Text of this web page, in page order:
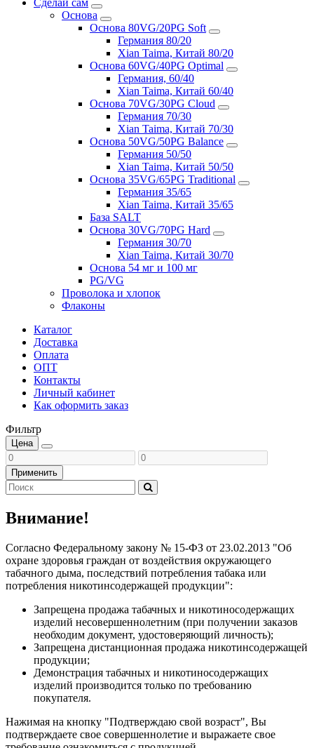
Сделай сам
Основа
Основа 80VG/20PG Soft
Германия 80/20
Xian Taima, Китай 80/20
Основа 60VG/40PG Optimal
Германия, 60/40
Xian Taima, Китай 60/40
Основа 70VG/30PG Cloud
Германия 70/30
Xian Taima, Китай 70/30
Основа 50VG/50PG Balance
Германия 50/50
Xian Taima, Китай 50/50
Основа 35VG/65PG Traditional
Германия 35/65
Xian Taima, Китай 35/65
База SALT
Основа 30VG/70PG Hard
Германия 30/70
Xian Taima, Китай 30/70
Основа 54 мг и 100 мг
PG/VG
Проволока и хлопок
Флаконы
Каталог
Доставка
Оплата
ОПТ
Контакты
Личный кабинет
Как оформить заказ
Фильтр
Цена
Применить
Внимание!
Согласно Федеральному закону № 15-ФЗ от 23.02.2013 "Об
охране здоровья граждан от воздействия окружающего
табачного дыма, последствий потребления табака или
потребления никотинсодержащей продукции":
Запрещена продажа табачных и никотиносодержащих
изделий несовершеннолетним (при получении заказов
необходим документ, удостоверяющий личность);
Запрещена дистанционная продажа никотинсодержащей
продукции;
Демонстрация табачных и никотиносодержащих
изделий производится только по требованию
покупателя.
Нажимая на кнопку "Подтверждаю свой возраст", Вы
подтверждаете свое совершеннолетие и выражаете свое